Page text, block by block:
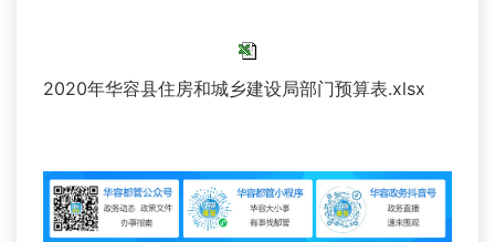
2020年华容县住房和城乡建设局部门预算表.xlsx